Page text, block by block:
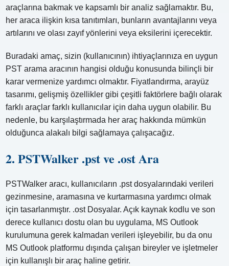
araçlarına bakmak ve kapsamlı bir analiz sağlamaktır. Bu,
her araca ilişkin kısa tanıtımları, bunların avantajlarını veya
artılarını ve olası zayıf yönlerini veya eksilerini içerecektir.
Buradaki amaç, sizin (kullanıcının) ihtiyaçlarınıza en uygun
PST arama aracının hangisi olduğu konusunda bilinçli bir
karar vermenize yardımcı olmaktır. Fiyatlandırma, arayüz
tasarımı, gelişmiş özellikler gibi çeşitli faktörlere bağlı olarak
farklı araçlar farklı kullanıcılar için daha uygun olabilir. Bu
nedenle, bu karşılaştırmada her araç hakkında mümkün
olduğunca alakalı bilgi sağlamaya çalışacağız.
2. PSTWalker .pst ve .ost Ara
PSTWalker aracı, kullanıcıların .pst dosyalarındaki verileri
gezinmesine, aramasına ve kurtarmasına yardımcı olmak
için tasarlanmıştır. .ost Dosyalar. Açık kaynak kodlu ve son
derece kullanıcı dostu olan bu uygulama, MS Outlook
kurulumuna gerek kalmadan verileri işleyebilir, bu da onu
MS Outlook platformu dışında çalışan bireyler ve işletmeler
için kullanışlı bir araç haline getirir.